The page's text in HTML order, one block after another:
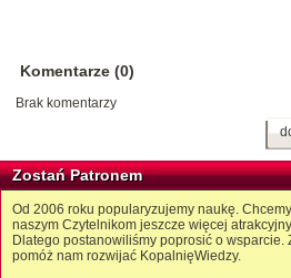
Komentarze (0)
Brak komentarzy
Zostań Patronem
Od 2006 roku popularyzujemy naukę.
naszym Czytelnikom jeszcze więcej
Dlatego postanowiliśmy poprosić o wsparcie.
pomóż nam rozwijać KopalnięWiedzy.